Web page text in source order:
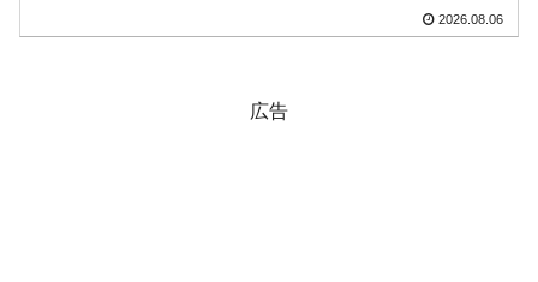
「上げませんよ」なローソク足となり、
2026.08.06
広告